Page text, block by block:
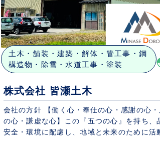
土木・舗装・建築・解体・管工事・鋼
構造物・除雪・水道工事・塗装
株式会社 皆瀬土木
会社の方針 【働く心・奉仕の心・感謝の心
の心・謙虚な心】この『五つの心』を持ち、
安全・環境に配慮し、地域と未来のために活